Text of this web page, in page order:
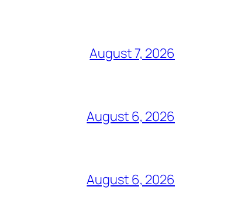
August 7, 2026
August 6, 2026
August 6, 2026